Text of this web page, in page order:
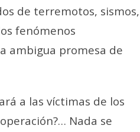
de terremotos, sismos,
fenómenos
ambigua promesa de
a las víctimas de los
Nada se